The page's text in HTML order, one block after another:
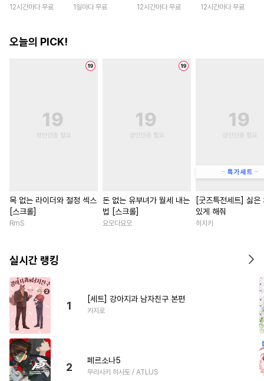
12시간마다 무료
1일마다 무료
롤]
12시간마다 무료
12시간마다 무료
오늘의 PICK!
목 없는 라이더와 절정 섹스
[스크롤]
RmS
돈 없는 유부녀가 월세 내는
법 [스크롤]
요모다요모
[굿즈특전세트] 싫은
있게 해줘
히지키
실시간 랭킹
1
[세트] 강아지과 남자친구 본편
카지로
2
페르소나5
무라사키 히사토 / ATLUS